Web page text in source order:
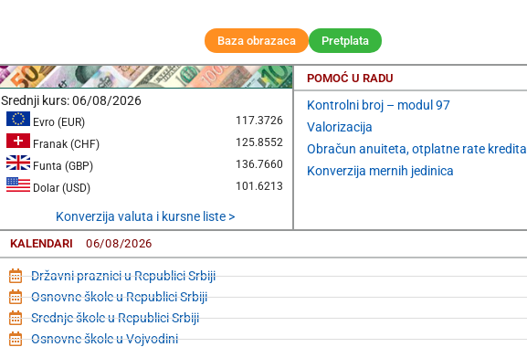
Baza obrazaca Pretplata
Srednji kurs:06/08/2026
Evro (EUR)
117.3726
Franak (CHF)
125.8552
Funta (GBP)
136.7660
Dolar (USD)
101.6213
Konverzija valuta i kursne liste >
POMOĆ U RADU
Kontrolni broj – modul 97
Valorizacija
Obračun anuiteta, otplatne rate kredita
Konverzija mernih jedinica
KALENDARI 06/08/2026
Državni praznici u Republici Srbiji
Osnovne škole u Republici Srbiji
Srednje škole u Republici Srbiji
Osnovne škole u Vojvodini